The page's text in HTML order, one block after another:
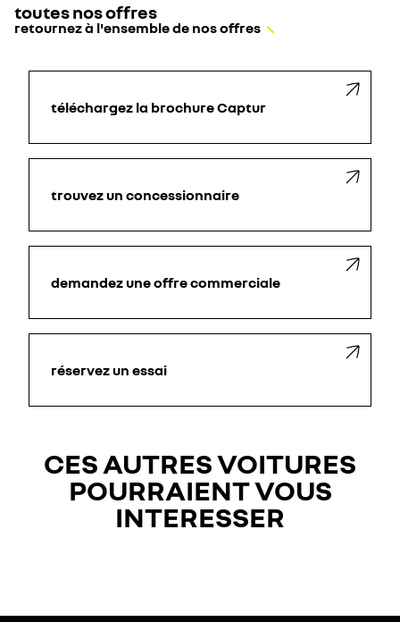
toutes nos offres
retournez à l'ensemble de nos offres
téléchargez la brochure Captur
trouvez un concessionnaire
demandez une offre commerciale
réservez un essai
CES AUTRES VOITURES
POURRAIENT VOUS
INTERESSER